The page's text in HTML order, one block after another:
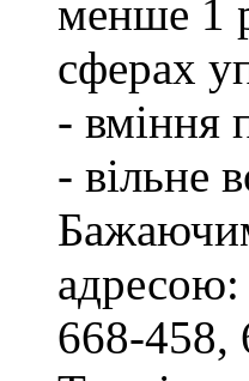
менше 1
сферах
- вміння
- вільне
адресою:
668-458,